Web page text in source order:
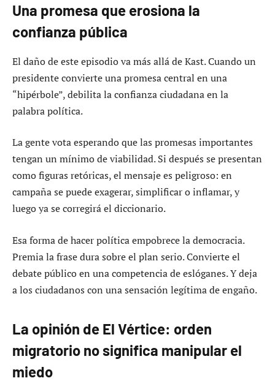
Una promesa que erosiona la
confianza pública
El daño de este episodio va más allá de Kast. Cuando un
presidente convierte una promesa central en una
“hipérbole”, debilita la confianza ciudadana en la
palabra política.
La gente vota esperando que las promesas importantes
tengan un mínimo de viabilidad. Si después se presentan
como figuras retóricas, el mensaje es peligroso: en
campaña se puede exagerar, simplificar o inflamar, y
luego ya se corregirá el diccionario.
Esa forma de hacer política empobrece la democracia.
Premia la frase dura sobre el plan serio. Convierte el
debate público en una competencia de eslóganes. Y deja
a los ciudadanos con una sensación legítima de engaño.
La opinión de El Vértice: orden
migratorio no significa manipular el
miedo